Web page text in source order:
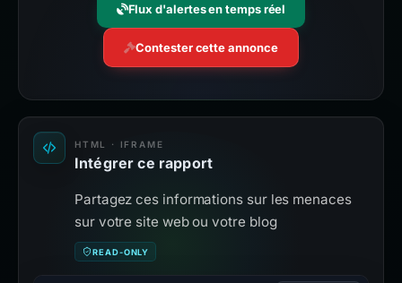
Flux d'alertes en temps réel
Contester cette annonce
HTML · IFRAME
Intégrer ce rapport
Partagez ces informations sur les menaces
sur votre site web ou votre blog
READ-ONLY